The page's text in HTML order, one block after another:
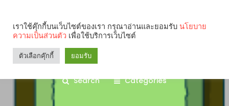
Search Categories
เราใช้คุ๊กกี้บนเว็บไซต์ของเรา กรุณาอ่านและยอมรับ นโยบาย
ความเป็นส่วนตัว เพื่อใช้บริการเว็บไซต์
ตัวเลือกคุ๊กกี้ ยอมรับ